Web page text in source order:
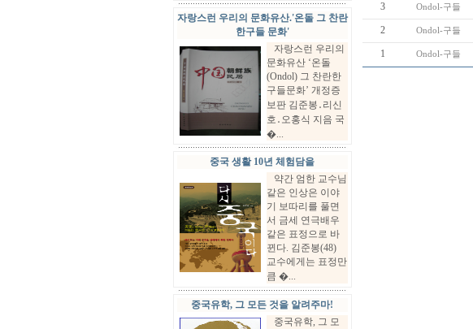
자랑스런 우리의 문화유산.'온돌 그 찬란
한구들 문화'
자랑스런 우리의
문화유산 ‘온돌
(Ondol) 그 찬란한
구들문화’ 개정증
보판 김준봉․리신
호․오홍식 지음 국
�...
중국 생활 10년 체험담을
약간 엄한 교수님
같은 인상은 이야
기 보따리를 풀면
서 금세 연극배우
같은 표정으로 바
뀐다. 김준봉(48)
교수에게는 표정만
큼 �...
중국유학, 그 모든 것을 알려주마!
중국유학, 그 모
3 Ondol-구들
2 Ondol-구들
1 Ondol-구들